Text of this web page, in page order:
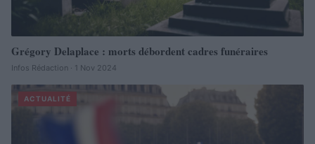
Grégory Delaplace : morts débordent cadres funéraires
Infos Rédaction · 1 Nov 2024
ACTUALITÉ